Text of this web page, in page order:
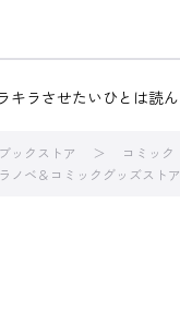
キラさせたいひとは読ん
ックストア コミック
ノベ＆コミックグッズストア